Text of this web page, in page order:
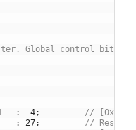
Global control bits
: 4;
// [0x00]
: 27;
//